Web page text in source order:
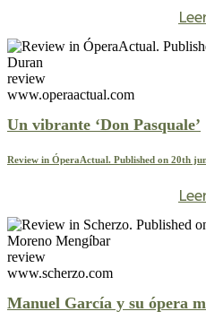
review
www.operaactual.com
Un vibrante ‘Don Pasquale’
Review in ÓperaActual. Published on 20th
review
www.scherzo.com
Manuel García y su ópera